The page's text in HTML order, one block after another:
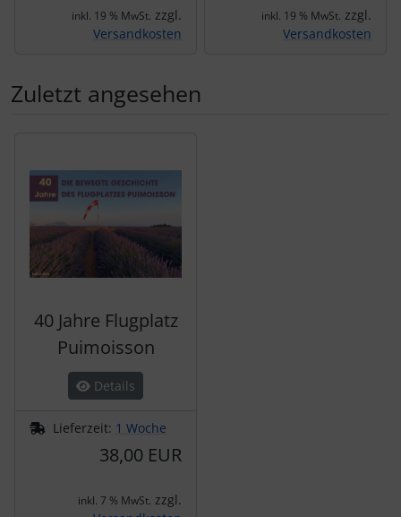
inkl. 19 % MwSt. zzgl.
Versandkosten
inkl. 19 % MwSt. zzgl.
Versandkosten
Zuletzt angesehen
40 Jahre Flugplatz
Puimoisson
Details
Lieferzeit: 1 Woche
38,00 EUR
inkl. 7 % MwSt. zzgl.